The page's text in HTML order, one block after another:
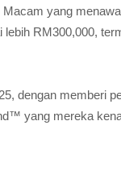
yang
RM300,000,
dengan memberi
yang mereka